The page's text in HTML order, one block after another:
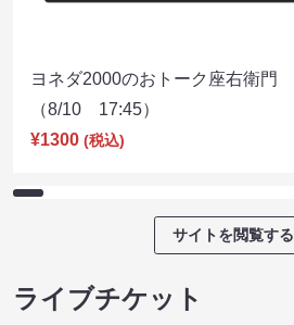
ヨネダ2000のおトーク座右衛門
（8/10 17:45）
¥1300 (税込)
サイトを閲覧する
ライブチケット